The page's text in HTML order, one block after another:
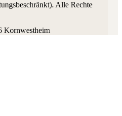
. Alle Rechte
Kornwestheim